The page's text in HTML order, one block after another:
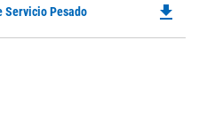
Servicio Pesado file_download